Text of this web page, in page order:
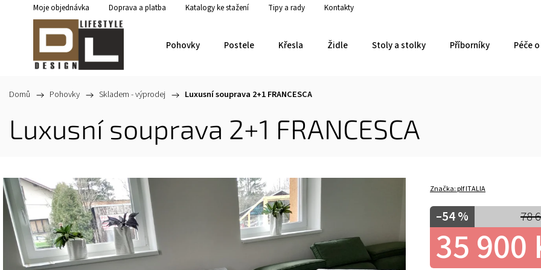
Moje objednávka Doprava a platba Katalogy ke stažení Tipy a rady Kontakty
Pohovky Postele Křesla Židle Stoly a stolky Příborníky Péče
Domů / Pohovky / Skladem - výprodej / Luxusní souprava 2+1 FRANCESCA
Luxusní souprava 2+1 FRANCESCA
Značka:plf ITALIA
78
–54 %
35 900